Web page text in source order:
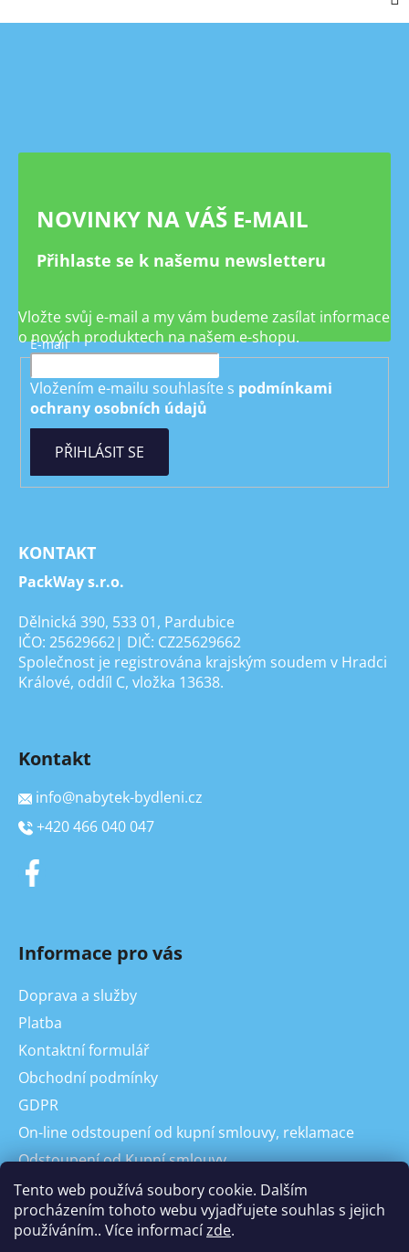
Tento web používá soubory cookie. Dalším
procházením tohoto webu vyjadřujete souhlas s jejich
používáním.. Více informacízde.
Z
NOVINKY NA VÁŠ E-MAIL
Přihlaste se k našemu newsletteru
Vložte svůj e-mail a my vám budeme zasílat informace
o nových produktech na našem e-shopu.
E-mail
Vložením e-mailu souhlasíte s podmínkami
ochrany osobních údajů
PŘIHLÁSIT SE
KONTAKT
PackWay s.r.o.
Dělnická 390, 533 01, Pardubice
IČO: 25629662| DIČ: CZ25629662
Společnost je registrována krajským soudem v Hradci
Králové, oddíl C, vložka 13638.
Kontakt
info@nabytek-bydleni.cz
+420 466 040 047
Informace pro vás
Doprava a služby
Platba
Kontaktní formulář
Obchodní podmínky
GDPR
On-line odstoupení od kupní smlouvy, reklamace
Odstoupení od Kupní smlouvy
Reklamace